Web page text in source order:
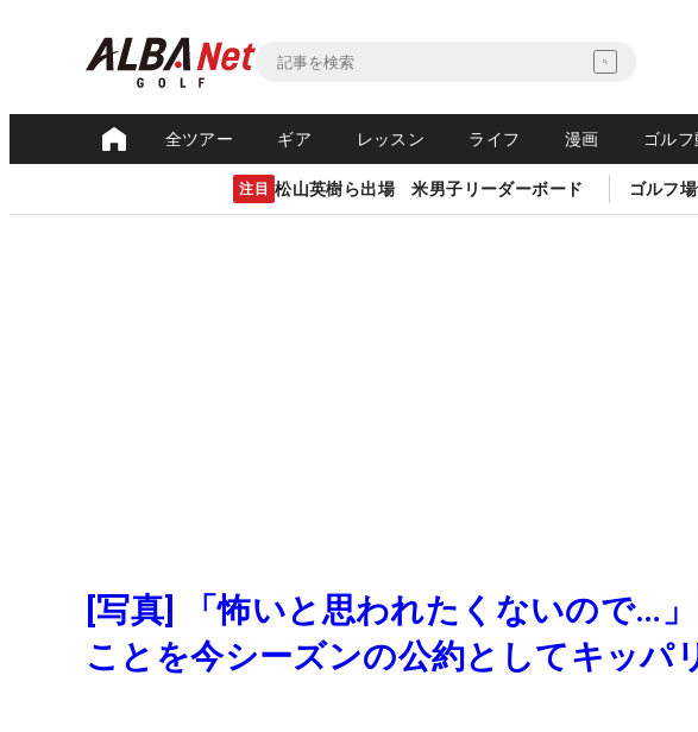
全ツアー ギア レッスン ライフ 漫画 ゴル
注目 松山英樹ら出場 米男子リーダーボード ゴルフ
[写真] 「怖いと思われたくないので…
ことを今シーズンの公約としてキッパ